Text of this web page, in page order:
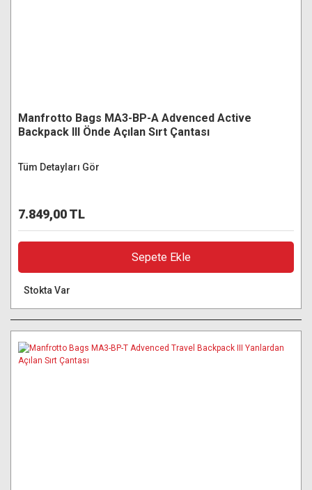
Manfrotto Bags MA3-BP-A Advenced Active
Backpack III Önde Açılan Sırt Çantası
Tüm Detayları Gör
7.849,00 TL
Sepete Ekle
Stokta Var